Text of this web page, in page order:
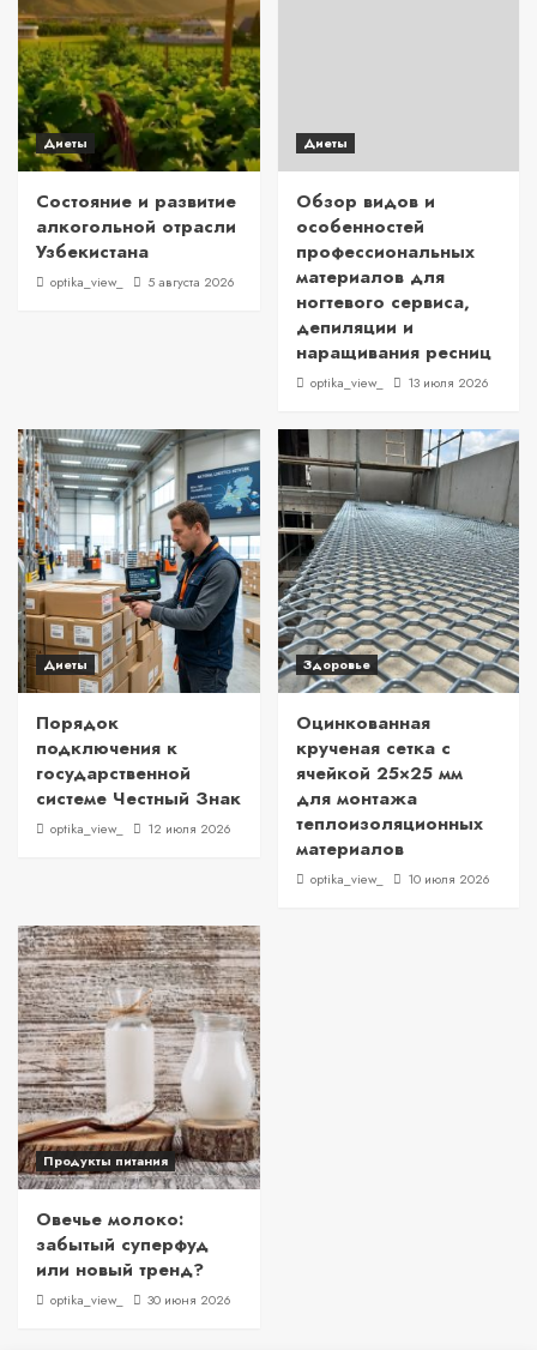
Диеты
Состояние и развитие
алкогольной отрасли
Узбекистана
optika_view_ 5 августа 2026
Диеты
Обзор видов и
особенностей
профессиональных
материалов для
ногтевого сервиса,
депиляции и
наращивания ресниц
optika_view_ 13 июля 2026
Диеты
Порядок
подключения к
государственной
системе Честный Знак
optika_view_ 12 июля 2026
Здоровье
Оцинкованная
крученая сетка с
ячейкой 25×25 мм
для монтажа
теплоизоляционных
материалов
optika_view_ 10 июля 2026
Продукты питания
Овечье молоко:
забытый суперфуд
или новый тренд?
optika_view_ 30 июня 2026